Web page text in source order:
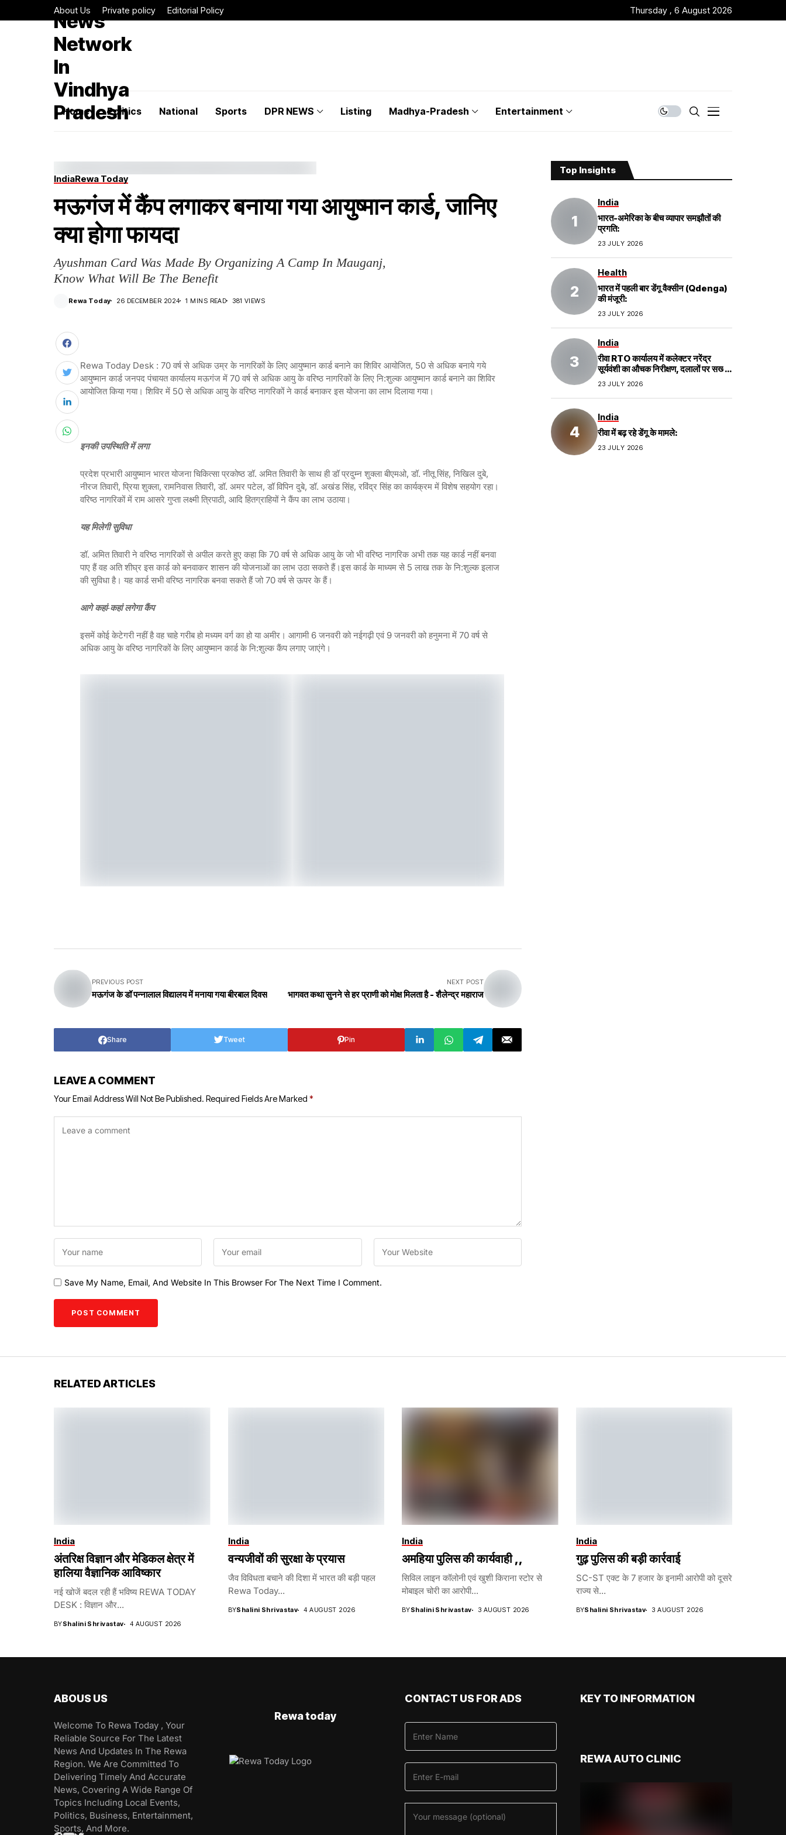
About Us Private policy Editorial Policy Thursday , 6 August 2026
Home Politics National Sports DPR NEWS Listing Madhya-Pradesh Entertainment
IndiaRewa Today
मऊगंज में कैंप लगाकर बनाया गया आयुष्मान कार्ड, जानिए
क्या होगा फायदा
Ayushman Card Was Made By Organizing A Camp In Mauganj,
Know What Will Be The Benefit
Rewa Today 26 DECEMBER 2024 1 MINS READ 381 VIEWS
Rewa Today Desk : 70 वर्ष से अधिक उम्र के नागरिकों के लिए आयुष्मान कार्ड बनाने का शिविर आयोजित, 50 से अधिक बनाये गये
आयुष्मान कार्ड जनपद पंचायत कार्यालय मऊगंज में 70 वर्ष से अधिक आयु के वरिष्ठ नागरिकों के लिए नि:शुल्क आयुष्मान कार्ड बनाने का शिविर
आयोजित किया गया। शिविर में 50 से अधिक आयु के वरिष्ठ नागरिकों ने कार्ड बनाकर इस योजना का लाभ दिलाया गया।
इनकी उपस्थिति में लगा
प्रदेश प्रभारी आयुष्मान भारत योजना चिकित्सा प्रकोष्ठ डॉ. अमित तिवारी के साथ ही डॉ प्रदुम्न शुक्ला बीएमओ, डॉ. नीतू सिंह, निखिल दुबे,
नीरज तिवारी, प्रिया शुक्ला, रामनिवास तिवारी, डॉ. अमर पटेल, डॉ विपिन दुबे, डॉ. अखंड सिंह, रविंद्र सिंह का कार्यक्रम में विशेष सहयोग रहा।
वरिष्ठ नागरिकों में राम आसरे गुप्ता लक्ष्मी त्रिपाठी, आदि हितग्राहियों ने कैंप का लाभ उठाया।
यह मिलेगी सुविधा
डॉ. अमित तिवारी ने वरिष्ठ नागरिकों से अपील करते हुए कहा कि 70 वर्ष से अधिक आयु के जो भी वरिष्ठ नागरिक अभी तक यह कार्ड नहीं बनवा
पाए हैं वह अति शीघ्र इस कार्ड को बनवाकर शासन की योजनाओं का लाभ उठा सकते हैं।इस कार्ड के माध्यम से 5 लाख तक के नि:शुल्क इलाज
की सुविधा है। यह कार्ड सभी वरिष्ठ नागरिक बनवा सकते हैं जो 70 वर्ष से ऊपर के हैं।
आगे कहां-कहां लगेगा कैंप
इसमें कोई केटेगरी नहीं है वह चाहे गरीब हो मध्यम वर्ग का हो या अमीर। आगामी 6 जनवरी को नईगढ़ी एवं 9 जनवरी को हनुमना में 70 वर्ष से
अधिक आयु के वरिष्ठ नागरिकों के लिए आयुष्मान कार्ड के नि:शुल्क कैंप लगाए जाएंगे।
PREVIOUS POST
मऊगंज के डॉ पन्नालाल विद्यालय में मनाया गया बीरबाल दिवस
NEXT POST
भागवत कथा सुनने से हर प्राणी को मोक्ष मिलता है - शैलेन्द्र महाराज
Share Tweet Pin
LEAVE A COMMENT
Your Email Address Will Not Be Published. Required Fields Are Marked *
Save My Name, Email, And Website In This Browser For The Next Time I Comment.
Top Insights
India
भारत-अमेरिका के बीच व्यापार समझौतों की
प्रगति:
23 JULY 2026
Health
भारत में पहली बार डेंगू वैक्सीन (Qdenga)
की मंजूरी:
23 JULY 2026
India
रीवा RTO कार्यालय में कलेक्टर नरेंद्र
सूर्यवंशी का औचक निरीक्षण, दलालों पर सख्त
कार्रवाई;
23 JULY 2026
India
रीवा में बढ़ रहे डेंगू के मामले:
23 JULY 2026
RELATED ARTICLES
India
अंतरिक्ष विज्ञान और मेडिकल क्षेत्र में
हालिया वैज्ञानिक आविष्कार
नई खोजें बदल रही हैं भविष्य REWA TODAY
DESK : विज्ञान और...
BYShalini Shrivastav 4 AUGUST 2026
India
वन्यजीवों की सुरक्षा के प्रयास
जैव विविधता बचाने की दिशा में भारत की बड़ी पहल
Rewa Today...
BYShalini Shrivastav 4 AUGUST 2026
India
अमहिया पुलिस की कार्यवाही ,,
सिविल लाइन कॉलोनी एवं खुशी किराना स्टोर से
मोबाइल चोरी का आरोपी...
BYShalini Shrivastav 3 AUGUST 2026
India
गुढ़ पुलिस की बड़ी कार्रवाई
SC-ST एक्ट के 7 हजार के इनामी आरोपी को दूसरे
राज्य से...
BYShalini Shrivastav 3 AUGUST 2026
ABOUS US
Welcome To Rewa Today , Your
Reliable Source For The Latest
News And Updates In The Rewa
Region. We Are Committed To
Delivering Timely And Accurate
News, Covering A Wide Range Of
Topics Including Local Events,
Politics, Business, Entertainment,
Sports, And More.
Rewa today
CONTACT US FOR ADS KEY TO INFORMATION
REWA AUTO CLINIC